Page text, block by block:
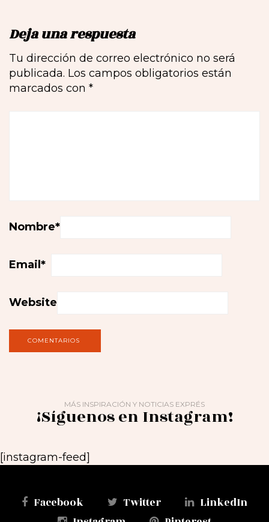
Deja una respuesta
Tu dirección de correo electrónico no será
publicada. Los campos obligatorios están
marcados con *
Nombre*
Email *
Website
MÁS INSPIRACIÓN Y NOTICIAS EXPRÉS
¡Síguenos en Instagram!
[instagram-feed]
Facebook Twitter
LinkedIn